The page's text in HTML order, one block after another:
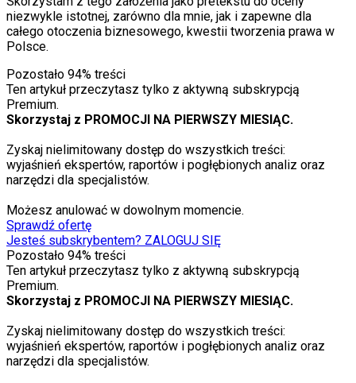
niezwykle istotnej, zarówno dla mnie, jak i zapewne dla
całego otoczenia biznesowego, kwestii tworzenia prawa w
Polsce.
Pozostało 94% treści
Ten artykuł przeczytasz tylko z aktywną subskrypcją
Premium.
Skorzystaj z PROMOCJI NA PIERWSZY MIESIĄC.
Zyskaj nielimitowany dostęp do wszystkich treści:
wyjaśnień ekspertów, raportów i pogłębionych analiz oraz
narzędzi dla specjalistów.
Możesz anulować w dowolnym momencie.
Sprawdź ofertę
Jesteś subskrybentem? ZALOGUJ SIĘ
Pozostało 94% treści
Ten artykuł przeczytasz tylko z aktywną subskrypcją
Premium.
Skorzystaj z PROMOCJI NA PIERWSZY MIESIĄC.
Zyskaj nielimitowany dostęp do wszystkich treści:
wyjaśnień ekspertów, raportów i pogłębionych analiz oraz
narzędzi dla specjalistów.